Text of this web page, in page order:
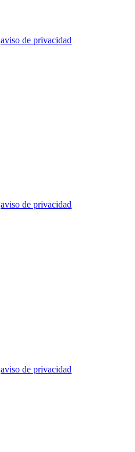
aviso de privacidad
aviso de privacidad
aviso de privacidad